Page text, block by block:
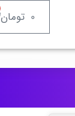
0 تومان